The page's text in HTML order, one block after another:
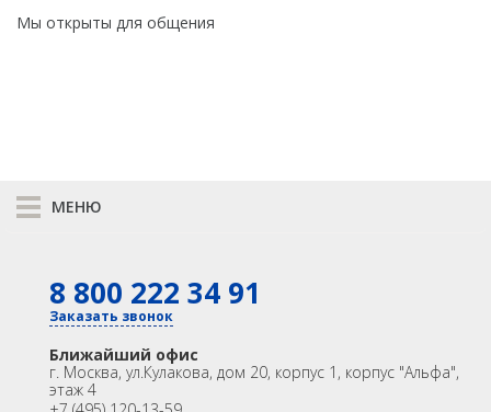
Мы открыты для общения
8 800 222 34 91
Заказать звонок
Ближайший офис
г. Москва, ул.Кулакова, дом 20, корпус 1, корпус "Альфа",
этаж 4
МЕНЮ
КАТАЛОГ
GNSS
Модемы
Программы
Аксеcсуары